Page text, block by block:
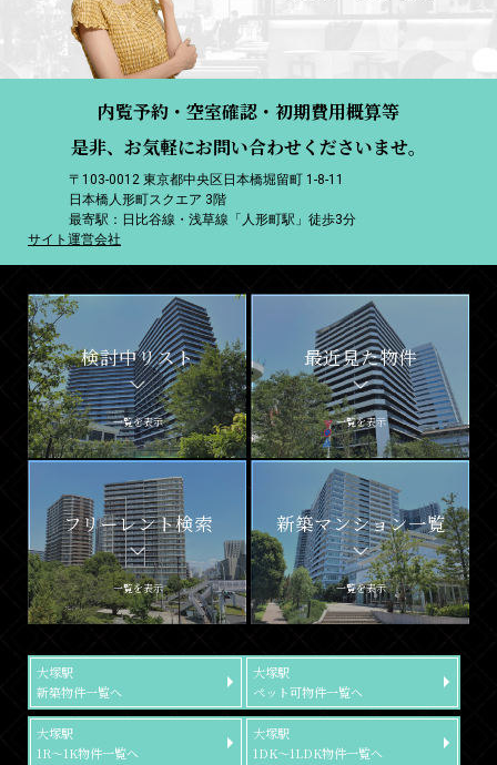
内覧予約・空室確認・初期費用概算等
是非、お気軽にお問い合わせくださいませ。
〒103-0012 東京都中央区日本橋堀留町 1-8-11
日本橋人形町スクエア 3階
最寄駅：日比谷線・浅草線「人形町駅」徒歩3分
サイト運営会社
検討中リスト
一覧を表示
最近見た物件
一覧を表示
フリーレント検索
一覧を表示
新築マンション一覧
一覧を表示
大塚駅
新築物件一覧へ
大塚駅
ペット可物件一覧へ
大塚駅
1R～1K物件一覧へ
大塚駅
1DK～1LDK物件一覧へ